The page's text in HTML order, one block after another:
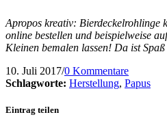
Apropos kreativ: Bierdeckelrohlinge
online bestellen und beispielweise
Kleinen bemalen lassen! Da ist
10. Juli 2017/0 Kommentare
Schlagworte: Herstellung, Papus
Eintrag teilen